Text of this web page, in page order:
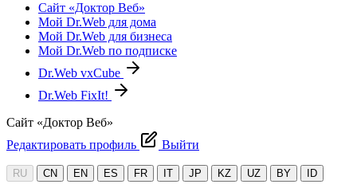
Сайт «Доктор Веб»
Мой Dr.Web для дома
Мой Dr.Web для бизнеса
Мой Dr.Web по подписке
Dr.Web vxCube
Dr.Web FixIt!
Сайт «Доктор Веб»
Редактировать профиль
Выйти
RU CN EN ES FR IT JP KZ UZ BY ID